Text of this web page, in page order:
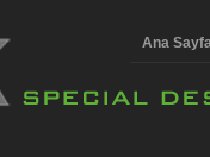
Ana